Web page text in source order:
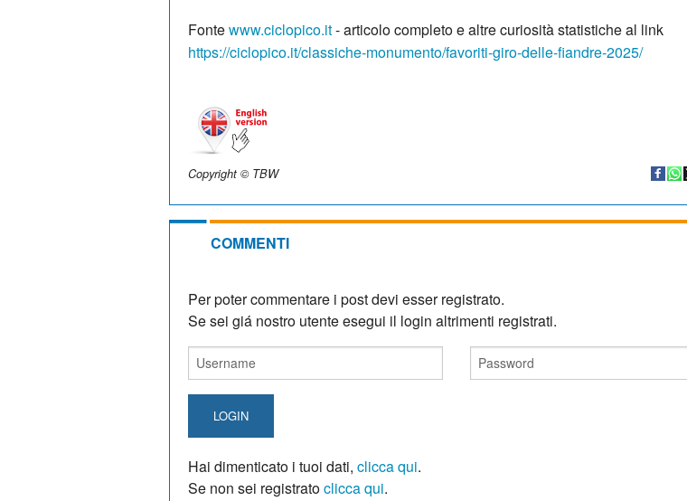
Fontewww.ciclopico.it- articolo completo e altre curiosità statistiche al link
https://ciclopico.it/classiche-monumento/favoriti-giro-delle-fiandre-2025/
Copyright © TBW
COMMENTI
Per poter commentare i post devi esser registrato.
Se sei giá nostro utente esegui il login altrimenti registrati.
LOGIN
Hai dimenticato i tuoi dati, clicca qui.
Se non sei registratoclicca qui.